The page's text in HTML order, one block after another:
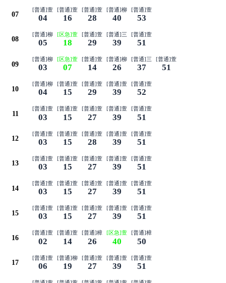
07
[普通]萱
04
[普通]萱
16
[普通]萱
28
[普通]柳
40
[普通]萱
53
08
[普通]柳
05
[区急]萱
18
[普通]萱
29
[普通]三
39
[普通]萱
51
09
[普通]柳
03
[区急]萱
07
[普通]萱
14
[普通]柳
26
[普通]三
37
[普通]萱
51
10
[普通]柳
04
[普通]萱
15
[普通]萱
29
[普通]萱
39
[普通]萱
52
11
[普通]萱
03
[普通]萱
15
[普通]萱
27
[普通]萱
39
[普通]萱
51
12
[普通]萱
03
[普通]萱
15
[普通]萱
28
[普通]萱
39
[普通]萱
51
13
[普通]萱
03
[普通]萱
15
[普通]萱
27
[普通]萱
39
[普通]萱
51
14
[普通]萱
03
[普通]萱
15
[普通]萱
27
[普通]萱
39
[普通]萱
51
15
[普通]萱
03
[普通]萱
15
[普通]萱
27
[普通]萱
39
[普通]萱
51
16
[普通]萱
02
[普通]萱
14
[普通]樟
26
[区急]萱
40
[普通]樟
50
17
[普通]萱
06
[普通]柳
19
[普通]萱
27
[普通]萱
39
[普通]萱
51